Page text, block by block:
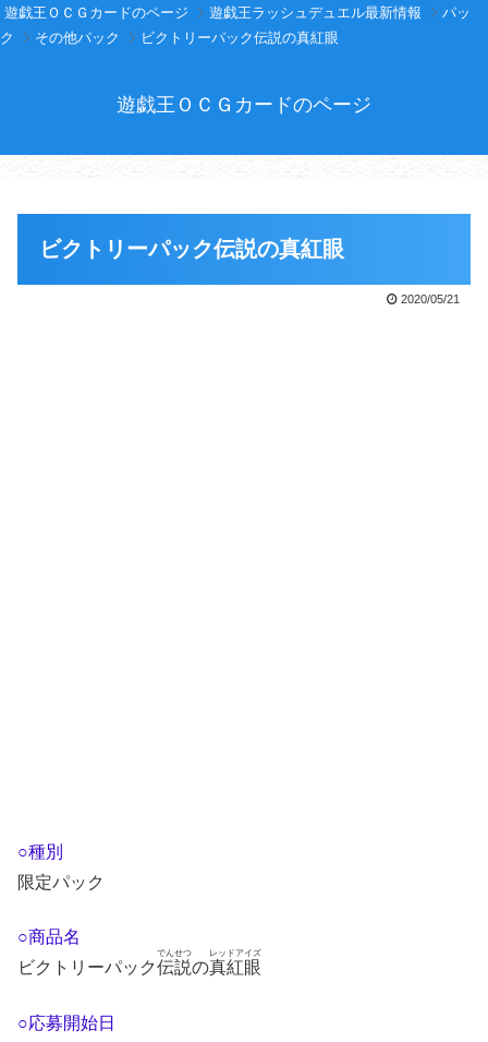
遊戯王ＯＣＧカードのページ 遊戯王ラッシュデュエル最新情報
パッ
ク
その他パック ビクトリーパック伝説の真紅眼
遊戯王ＯＣＧカードのページ
ビクトリーパック伝説の真紅眼
2020/05/21
○種別
限定パック
○商品名
ビクトリーパック伝説
でんせつ
の真紅眼
レッドアイズ
○応募開始日